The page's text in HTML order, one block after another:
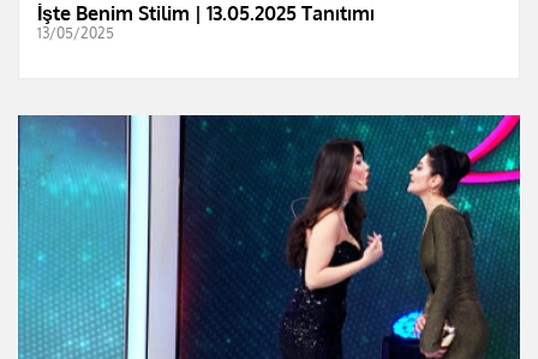
İşte Benim Stilim | 13.05.2025 Tanıtımı
13/05/2025